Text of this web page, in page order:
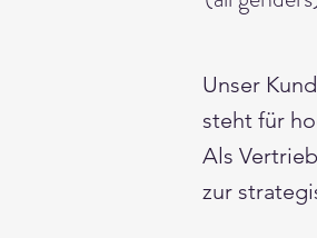
Unser
steht für
Als
zur